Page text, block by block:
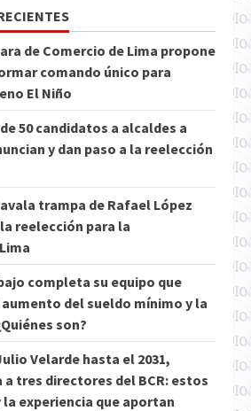
de Comercio de Lima propone
comando único para
El Niño
50 candidatos a alcaldes a
y dan paso a la reelección
trampa de Rafael López
reelección para la
completa su equipo que
del sueldo mínimo y la
son?
Velarde hasta el 2031,
tres directores del BCR: estos
experiencia que aportan